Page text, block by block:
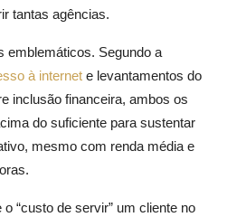
tantas agências.
emblemáticos. Segundo a
à internet e levantamentos do
inclusão financeira, ambos os
do suficiente para sustentar
mesmo com renda média e
“custo de servir” um cliente no